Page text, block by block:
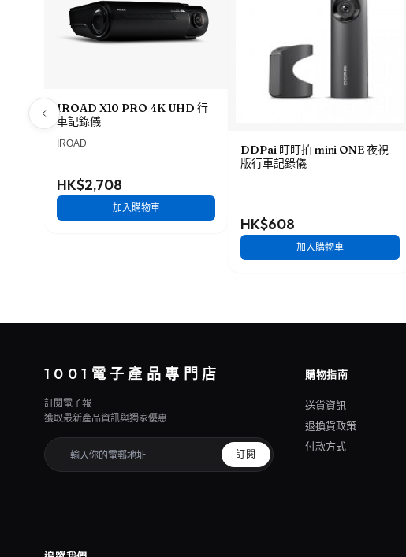
IROAD X10 PRO 4K UHD 行
車記錄儀
IROAD
HK$2,708
加入購物車
DDPai 盯盯拍 mini ONE 夜視
版行車記錄儀
HK$608
加入購物車
1001電子產品專門店
訂閱電子報
獲取最新產品資訊與獨家優惠
訂閱
購物指南
送貨資訊
退換貨政策
付款方式